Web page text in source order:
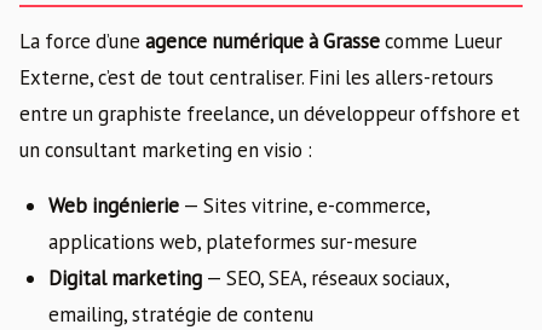
La force d’une agence numérique à Grassecomme Lueur
Externe, c’est de tout centraliser. Fini les allers-retours
entre un graphiste freelance, un développeur offshore et
un consultant marketing en visio :
Web ingénierie — Sites vitrine, e-commerce,
applications web, plateformes sur-mesure
Digital marketing — SEO, SEA, réseaux sociaux,
emailing, stratégie de contenu